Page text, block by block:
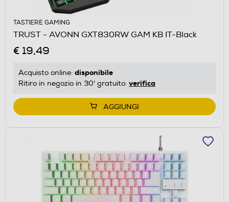
TASTIERE GAMING
TRUST - AVONN GXT830RW GAM KB IT-Black
€ 19,49
Acquisto online: disponibile
Ritiro in negozio in 30' gratuito: verifica
AGGIUNGI